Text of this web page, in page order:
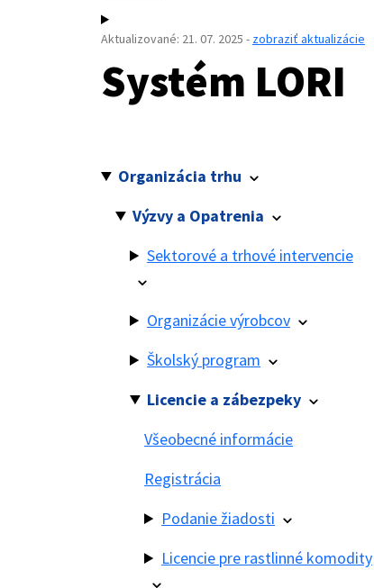
Aktualizované: 21. 07. 2025 - zobraziť aktualizácie
Systém LORI
Organizácia trhu
Výzvy a Opatrenia
Sektorové a trhové intervencie
Organizácie výrobcov
Školský program
Licencie a zábezpeky
Všeobecné informácie
Registrácia
Podanie žiadosti
Licencie pre rastlinné komodity